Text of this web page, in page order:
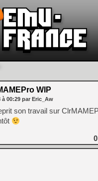
WIP
à 00:29 par Eric_Aw
son travail sur
0